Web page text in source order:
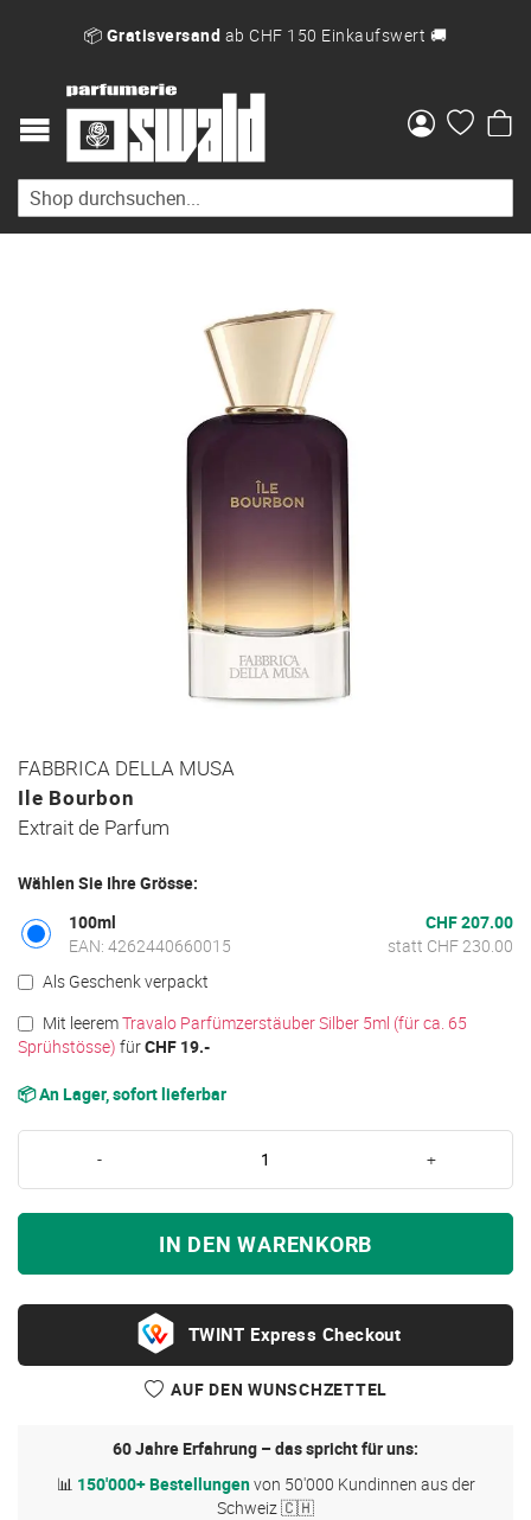
📦 Gratisversand ab CHF 150 Einkaufswert 🚚
Zum
Anfang
der
Bildgalerie
FABBRICA DELLA MUSA
Ile Bourbon
Extrait de Parfum
Wählen Sie Ihre Grösse:
100ml
EAN: 4262440660015
CHF 207.00
statt CHF 230.00
Als Geschenk verpackt
Mit leeremTravalo Parfümzerstäuber Silber 5ml (für ca. 65
Sprühstösse) fürCHF 19.-
📦 An Lager, sofort lieferbar
- +
IN DEN WARENKORB
Express Checkout
AUF DEN WUNSCHZETTEL
60 Jahre Erfahrung – das spricht für uns:
📊 150'000+ Bestellungenvon 50'000 Kundinnen aus der
Schweiz 🇨🇭